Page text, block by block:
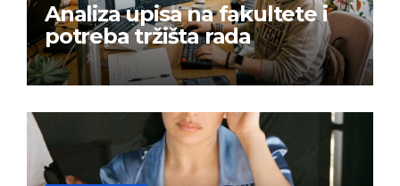
Analiza upisa na fakultete i
potreba tržišta rada